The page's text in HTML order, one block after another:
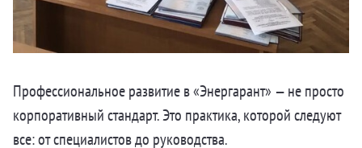
Профессиональное развитие в «Энергарант» — не просто
корпоративный стандарт. Это практика, которой следуют
все: от специалистов до руководства.